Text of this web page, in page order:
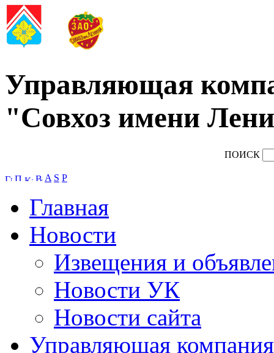
Управляющая
"Совхоз имени
ПОИСК
A S P
Главная
Новости
Извещения и
Новости УК
Новости сайта
Управляющая компания